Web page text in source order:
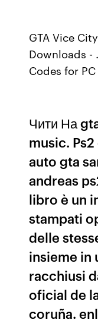
GTA Vice
Downloads -
Codes for
Чити На
music.
auto gta
andreas
libro è un
stampati
delle
insieme in
racchiusi
oficial de
coruña.